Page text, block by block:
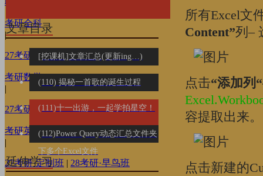
考研全科
|
27考研·定制班 | 28考研·早鸟班
考研数学
|
27考研·定制班 | 28考研·早鸟班
考研英语
|
27考研·定制班 | 28考研·早鸟班
文章目录
[挖课机]文章汇总(更新ing…)
(110) 揭秘一首歌的诞生过程
(111)十一出游，一起学拍星空！
(112)Power Query动态汇总文件夹
下多个Excel文件
延伸学习
所有Excel文
Content”列–
点击“添加列
容提取出来。
点击新建的